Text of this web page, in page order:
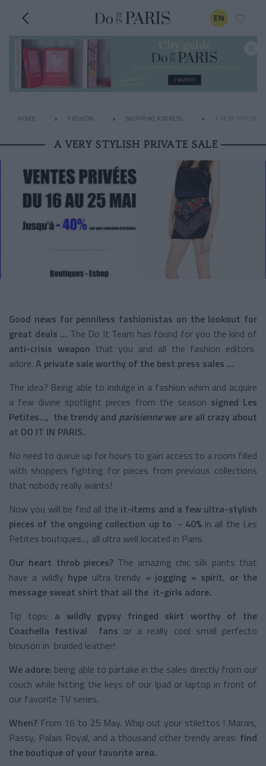
EN
HOME FASHION SHOPPING ADDRESS A VERY STYLISH
A VERY STYLISH PRIVATE SALE
Good news for penniless fashionistas on the lookout for
great deals … The Do It Team has found for you the kind of
anti-crisis weapon that you and all the fashion editors
adore. A private sale worthy of the best press sales …
The idea? Being able to indulge in a fashion whim and acquire
a few divine spotlight pieces from the season signed Les
Petites…, the trendy and parisiennewe are all crazy about
at DO IT IN PARIS.
No need to queue up for hours to gain access to a room filled
with shoppers fighting for pieces from previous collections
that nobody really wants!
Now you will be find all the it-items and a few ultra-stylish
pieces of the ongoing collection up to - 40%in all the Les
Petites boutiques..., all ultra well located in Paris.
Our heart throb pieces? The amazing chic silk pants that
have a wildly hype ultra trendy « jogging » spirit, or the
message sweat shirt that all the it-girls adore.
Tip tops: a wildly gypsy fringed skirt worthy of the
Coachella festival fans or a really cool small perfecto
blouson in braided leather!
We adore: being able to partake in the sales directly from our
couch while hitting the keys of our Ipad or laptop in front of
our favorite TV series.
When? From 16 to 25 May. Whip out your stilettos ! Marais,
Passy, Palais Royal, and a thousand other trendy areas: find
the boutique of your favorite area.